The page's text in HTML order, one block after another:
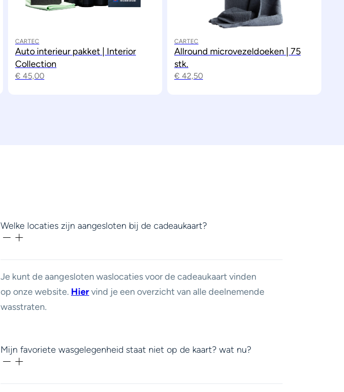
CARTEC
Auto interieur pakket | Interior
Collection
€ 45,00
CARTEC
Allround microvezeldoeken | 75
stk.
€ 42,50
Welke locaties zijn aangesloten bij de cadeaukaart?
Je kunt de aangesloten waslocaties voor de cadeaukaart vinden
op onze website. Hiervind je een overzicht van alle deelnemende
wasstraten.
Mijn favoriete wasgelegenheid staat niet op de kaart? wat nu?